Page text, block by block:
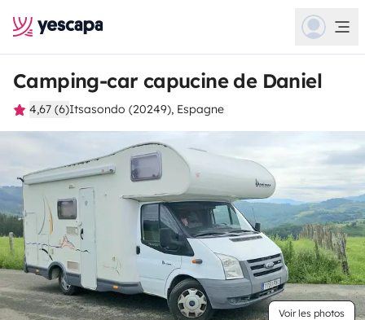
Camping-car capucine de Daniel
4,67 (6)Itsasondo (20249), Espagne
Voir les photos